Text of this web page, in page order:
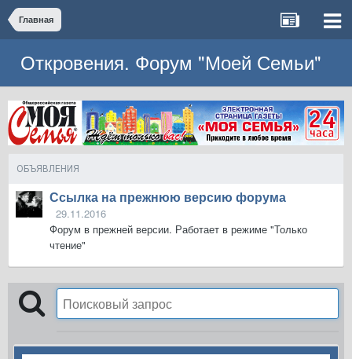
Главная
Откровения. Форум "Моей Семьи"
ОБЪЯВЛЕНИЯ
Ссылка на прежнюю версию форума
29.11.2016
Форум в прежней версии. Работает в режиме "Только
чтение"